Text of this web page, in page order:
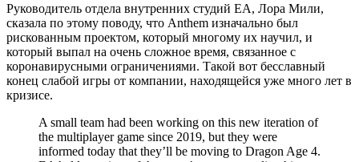
Руководитель отдела внутренних студий EA, Лора Мили,
сказала по этому поводу, что Anthem изначально был
рискованным проектом, который многому их научил, и
который выпал на очень сложное время, связанное с
коронавирусными ограничениями. Такой вот бесславный
конец слабой игры от компании, находящейся уже много лет в
кризисе.
A small team had been working on this new iteration of
the multiplayer game since 2019, but they were
informed today that they’ll be moving to Dragon Age 4.